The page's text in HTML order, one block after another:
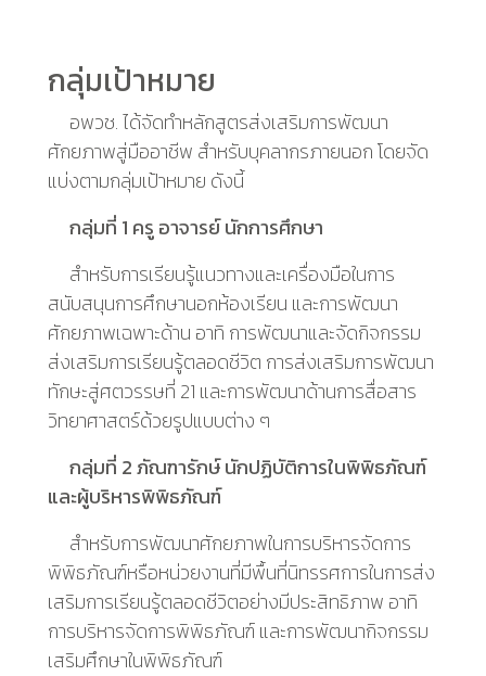
กลุ่มเป้าหมาย
อพวช. ได้จัดทำหลักสูตรส่งเสริมการพัฒนา
ศักยภาพสู่มืออาชีพ สำหรับบุคลากรภายนอก โดยจัด
แบ่งตามกลุ่มเป้าหมาย ดังนี้
กลุ่มที่ 1 ครู อาจารย์ นักการศึกษา
สำหรับการเรียนรู้แนวทางและเครื่องมือในการ
สนับสนุนการศึกษานอกห้องเรียน และการพัฒนา
ศักยภาพเฉพาะด้าน อาทิ การพัฒนาและจัดกิจกรรม
ส่งเสริมการเรียนรู้ตลอดชีวิต การส่งเสริมการพัฒนา
ทักษะสู่ศตวรรษที่ 21 และการพัฒนาด้านการสื่อสาร
วิทยาศาสตร์ด้วยรูปแบบต่าง ๆ
กลุ่มที่ 2ภัณฑารักษ์ นักปฏิบัติการในพิพิธภัณฑ์
และผู้บริหารพิพิธภัณฑ์
สำหรับการพัฒนาศักยภาพในการบริหารจัดการ
พิพิธภัณฑ์หรือหน่วยงานที่มีพื้นที่นิทรรศการในการส่ง
เสริมการเรียนรู้ตลอดชีวิตอย่างมีประสิทธิภาพ อาทิ
การบริหารจัดการพิพิธภัณฑ์ และการพัฒนากิจกรรม
เสริมศึกษาในพิพิธภัณฑ์